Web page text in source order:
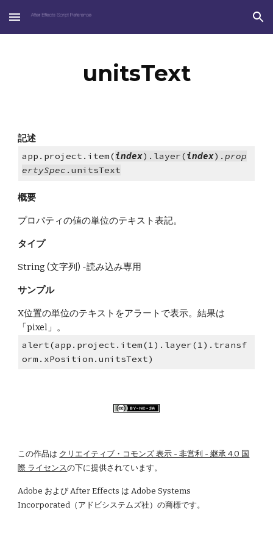
Skip to main content Skip to navigation
unitsText
記述
app.project.item(index).layer(index). prop
ertySpec .unitsText
概要
プロパティの値の単位のテキスト表記。
タイプ
String (文字列) -読み込み専用
サンプル
X位置の単位のテキストをアラートで表示。結果は
「pixel」。
alert(app.project.item(1).layer(1).transf
orm.xPosition.unitsText)
この作品は クリエイティブ・コモンズ 表示 - 非営利 - 継承 4.0 国
際 ライセンスの下に提供されています。
Adobe および After Effects は Adobe Systems
Incorporated（アドビシステムズ社）の商標です。